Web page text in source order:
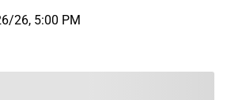
26, 5:00 PM